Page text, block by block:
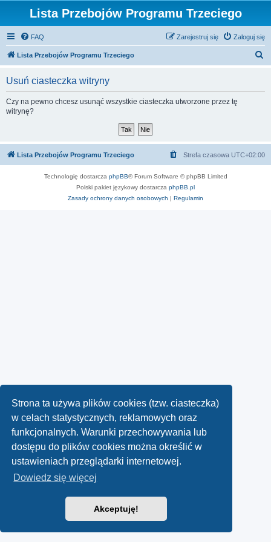
Strona ta używa plików cookies (tzw. ciasteczka)
w celach statystycznych, reklamowych oraz
funkcjonalnych. Warunki przechowywania lub
dostępu do plików cookies można określić w
ustawieniach przeglądarki internetowej.
Dowiedz się więcej
Akceptuję!
Lista Przebojów Programu Trzeciego
FAQ Zaloguj się
Zarejestruj się
Lista Przebojów Programu Trzeciego
Usuń ciasteczka witryny
Czy na pewno chcesz usunąć wszystkie ciasteczka utworzone przez tę
witrynę?
Lista Przebojów Programu Trzeciego Strefa czasowa UTC+02:00
Technologię dostarcza phpBB® Forum Software © phpBB Limited
Polski pakiet językowy dostarcza phpBB.pl
Zasady ochrony danych osobowych | Regulamin